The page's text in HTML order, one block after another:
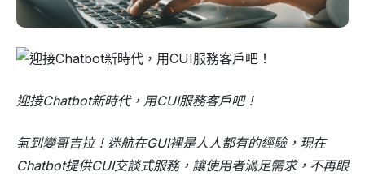
迎接Chatbot新時代，用CUI服務客戶吧！
氣到變哥吉拉！迷航在GUI裡是人人都有的經驗，現在
Chatbot提供CUI交談式服務，讓使用者滿足需求，不再眼